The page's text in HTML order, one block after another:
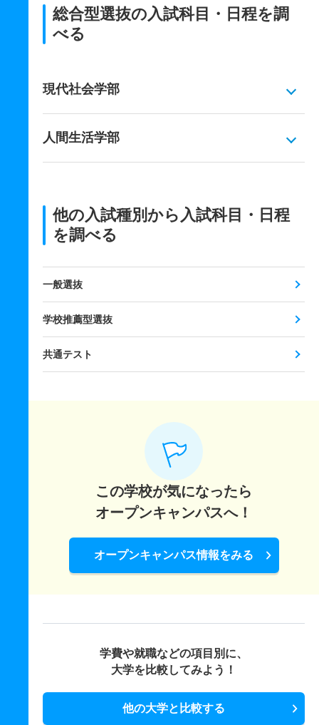
総合型選抜の入試科目・日程を調
べる
現代社会学部
人間生活学部
他の入試種別から入試科目・日程
を調べる
一般選抜
学校推薦型選抜
共通テスト
この学校が気になったら
オープンキャンパスへ！
オープンキャンパス情報をみる
学費や就職などの項目別に、
大学を比較してみよう！
他の大学と比較する